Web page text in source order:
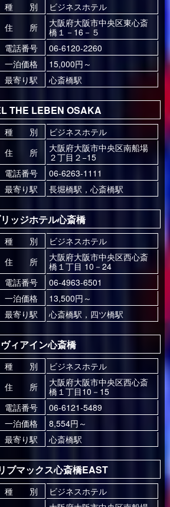
種 別
ビジネスホテル
住 所
大阪府大阪市中央区東心斎
橋１－16－５
電話番号
06-6120-2260
一泊価格
15,000円～
最寄り駅
心斎橋駅
THE LEBEN OSAKA
種 別
ビジネスホテル
住 所
大阪府大阪市中央区南船場
２丁目２−15
電話番号
06-6263-1111
最寄り駅
長堀橋駅，心斎橋駅
ッジホテル心斎橋
種 別
ビジネスホテル
住 所
大阪府大阪市中央区西心斎
橋１丁目 10－24
電話番号
06-4963-6501
一泊価格
13,500円～
最寄り駅
心斎橋駅，四ツ橋駅
ヴィアイン心斎橋
種 別
ビジネスホテル
住 所
大阪府大阪市中央区西心斎
橋１丁目10－15
電話番号
06-6121-5489
一泊価格
8,554円～
最寄り駅
心斎橋駅
ブマックス心斎橋EAST
種 別
ビジネスホテル